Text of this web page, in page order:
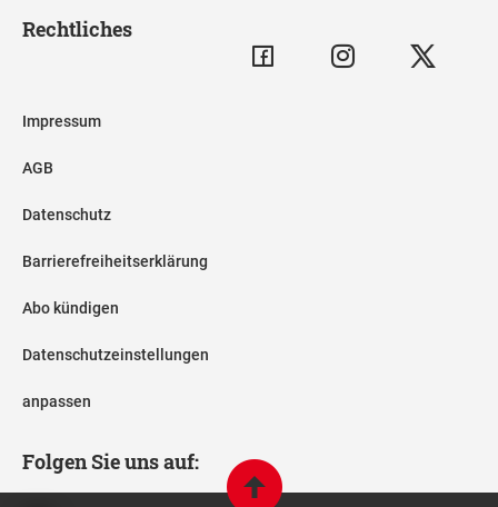
Rechtliches
Impressum
AGB
Datenschutz
Barrierefreiheitserklärung
Abo kündigen
Datenschutzeinstellungen
anpassen
Folgen Sie uns auf: